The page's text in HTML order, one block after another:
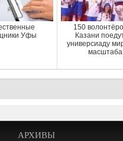
Уфы
150
Казани
универсиаду
масштаба
АРХИВЫ